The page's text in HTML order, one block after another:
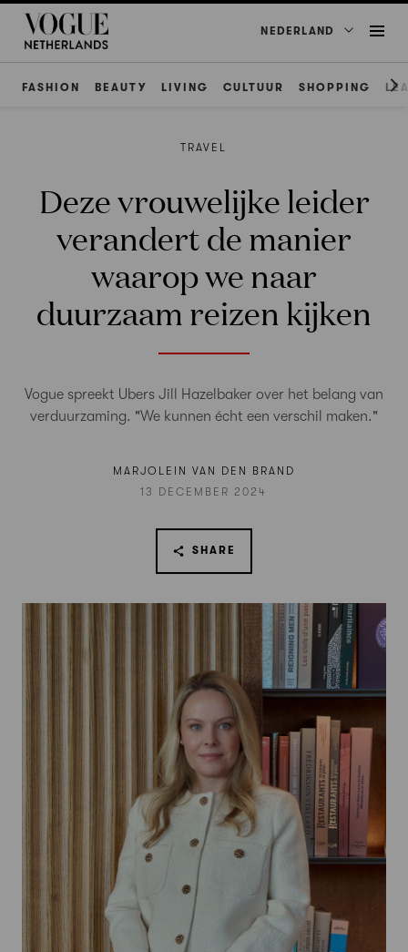
NEDERLAND
FASHION BEAUTY LIVING CULTUUR SHOPPING
TRAVEL
Deze vrouwelijke leider
verandert de manier
waarop we naar
duurzaam reizen kijken
Vogue spreekt Ubers Jill Hazelbaker over het belang van
verduurzaming. "We kunnen écht een verschil maken."
MARJOLEIN VAN DEN BRAND
13 DECEMBER 2024
SHARE